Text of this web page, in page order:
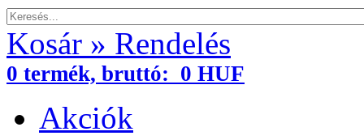
Kosár » Rendelés
0 termék, bruttó: 0 HUF
Akciók